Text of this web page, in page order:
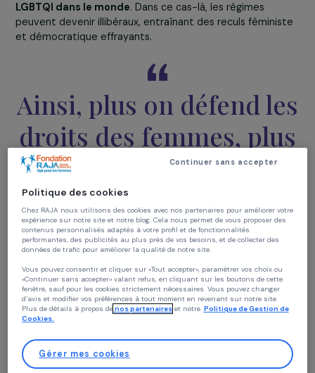
organisés internationalement. Ce que décrit
Neil Datta du Forum parlementaire pour les droits
et reproductifs dansLa partie immergée de l’iceberg
leur conception de la religion,
entraver les droits des femmes et
LGBTQI dans le monde . Dans ce cas-là, les régimes
peuvent devenir illibéraux, entraînant des reculs
et démocratique effrayants.
Ainsi, plus on défend
droits des femmes,
on défend la
démocratie.
Politique des cookies
expérience sur notre site et notre blog. Cela nous permet de vous proposer
contenus personnalisés adaptés à votre profil et de fonctionnalités
performantes, des publicités au plus près de vos besoins, et de collecter des
Continuer sans accepter